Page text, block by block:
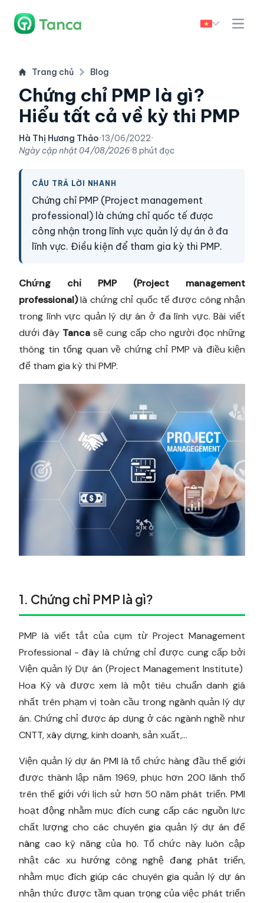
Trang chủ Blog
Chứng chỉ PMP là gì?
Hiểu tất cả về kỳ thi PMP
Hà Thị Hương Thảo·13/06/2022·
Ngày cập nhật04/08/2026·8 phút đọc
CÂU TRẢ LỜI NHANH
Chứng chỉ PMP (Project management
professional) là chứng chỉ quốc tế được
công nhận trong lĩnh vực quản lý dự án ở đa
lĩnh vực. Điều kiện để tham gia kỳ thi PMP.
Chứng chỉ PMP (Project management
professional)là chứng chỉ quốc tế được công nhận
trong lĩnh vực quản lý dự án ở đa lĩnh vực. Bài viết
dưới đây Tanca sẽ cung cấp cho người đọc những
thông tin tổng quan về chứng chỉ PMP và điều kiện
để tham gia kỳ thi PMP.
1. Chứng chỉ PMP là gì?
PMP là viết tắt của cụm từ Project Management
Professional - đây là chứng chỉ được cung cấp bởi
Viện quản lý Dự án (Project Management Institute)
Hoa Kỳ và được xem là một tiêu chuẩn danh giá
nhất trên phạm vị toàn cầu trong ngành quản lý dự
án. Chứng chỉ được áp dụng ở các ngành nghề như
CNTT, xây dựng, kinh doanh, sản xuất,...
Viện quản lý dự án PMI là tổ chức hàng đầu thế giới
được thành lập năm 1969, phục hơn 200 lãnh thổ
trên thế giới với lịch sử hơn 50 năm phát triển. PMI
hoạt động nhằm mục đích cung cấp các nguồn lực
chất lượng cho các chuyên gia quản lý dự án để
nâng cao kỹ năng của họ. Tổ chức này luôn cập
nhật các xu hướng công nghệ đang phát triển,
nhằm mục đích giúp các chuyên gia quản lý dự án
nhận thức được tầm quan trọng của việc phát triển